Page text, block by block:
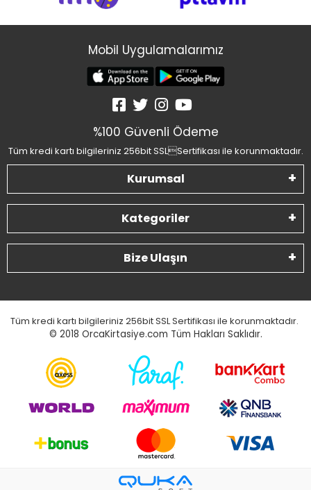
Mobil Uygulamalarımız
%100 Güvenli Ödeme
Tüm kredi kartı bilgileriniz 256bit SSLSertifikası ile korunmaktadır.
Kurumsal
Kategoriler
Bize Ulaşın
Tüm kredi kartı bilgileriniz 256bit SSL Sertifikası ile korunmaktadır.
© 2018 OrcaKirtasiye.com Tüm Hakları Saklıdır.